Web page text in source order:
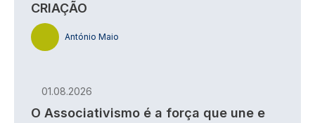
CRIAÇÃO
António Maio
01.08.2026
O Associativismo é a força que une e